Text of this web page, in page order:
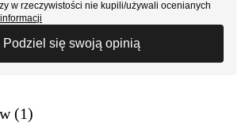
w rzeczywistości nie kupili/używali ocenianych
Podziel się swoją opinią
(1)